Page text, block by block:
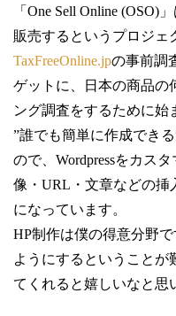
「One Sell Online (OSO)
販売するというプロジェ
TaxFreeOnline.jpの事前調
ゲットに、日本の商品の
ング調査をするために始
”誰でも簡単に作成でき
ので、Wordpressをカスタ
像・URL・文章などの挿
になっています。
HP制作は僕の得意分野
ようにするということが
てくれると嬉しいなと思